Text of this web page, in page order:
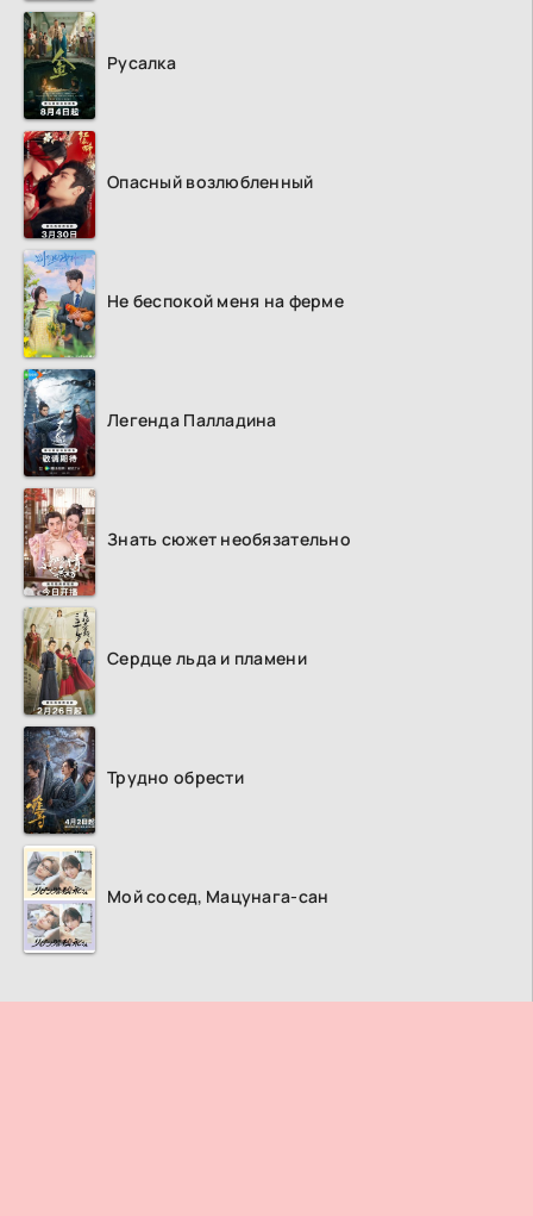
Русалка
Опасный возлюбленный
Не беспокой меня на ферме
Легенда Палладина
Знать сюжет необязательно
Сердце льда и пламени
Трудно обрести
Мой сосед, Мацунага-сан